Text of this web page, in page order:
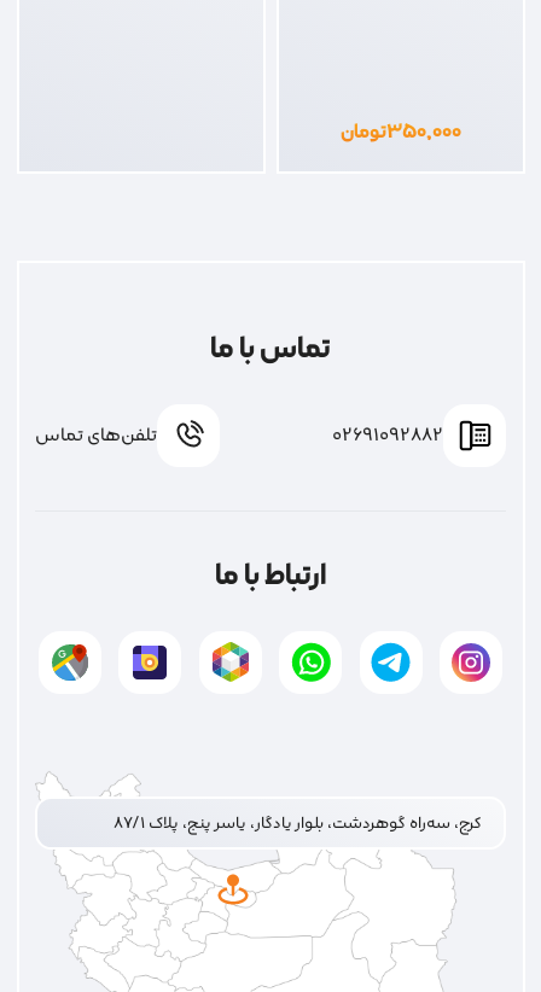
۳۵۰,۰۰۰تومان
تماس با ما
02691092882 تلفن‌های تماس
ارتباط با ما
کرج، سه‌راه گوهردشت، بلوار یادگار، یاسر پنج، پلاک ۸۷/۱